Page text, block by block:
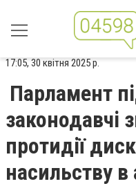
17:05, 30 квітня 2025 р.
Парламент
законодавчі
протидії
насильству в